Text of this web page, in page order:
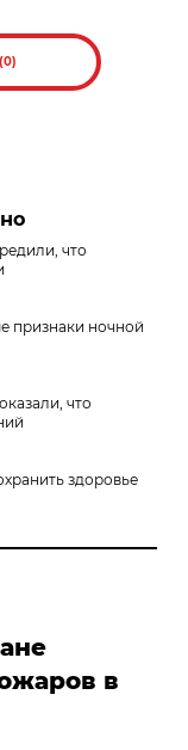
что
признаки ночной
что
здоровье
в